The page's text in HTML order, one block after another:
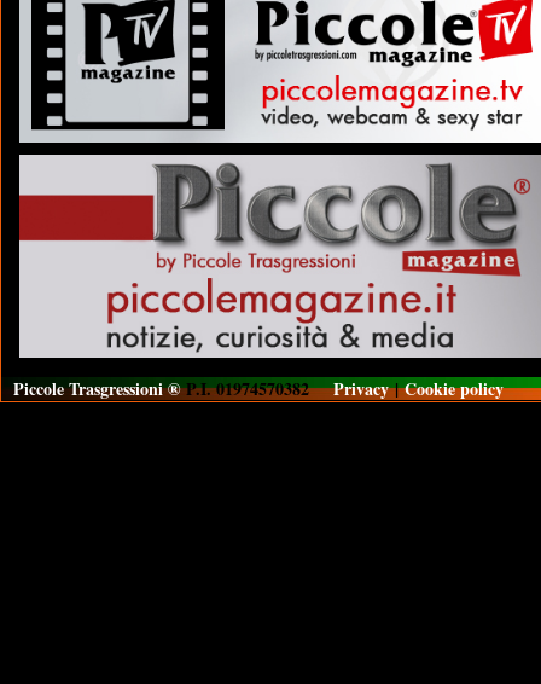
Piccole Trasgressioni ®P.I. 01974570382Privacy|Cookie policy